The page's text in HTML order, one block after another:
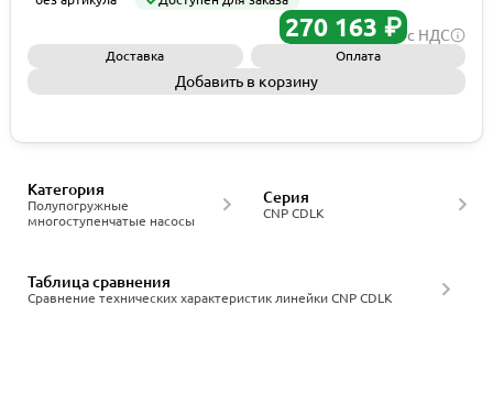
270 163 ₽ с НДС
Доставка Оплата
Добавить в корзину
Полупогружные
многоступенчатые насосы
Категория
CNP CDLK
Серия
Сравнение технических характеристик линейки CNP CDLK
Таблица сравнения